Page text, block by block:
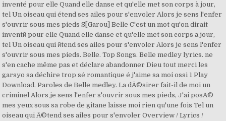
inventé pour elle Quand elle danse et qu'elle met son corps à jour,
tel Un oiseau qui étend ses ailes pour s'envoler Alors je sens l'enfer
s'ouvrir sous mes pieds S[Garou] Belle C'est un mot qu'on dirait
inventй pour elle Quand elle danse et qu'elle met son corps а jour,
tel Un oiseau qui йtend ses ailes pour s'envoler Alors je sens l'enfer
s'ouvrir sous mes pieds. Belle. Top Songs. Belle medley lyrics. ne
s'en cache même pas et déclare abandonner Dieu tout merci les
garsyo sa déchire trop sé romantique é j'aime sa moi ossi 1 Play
Download. Paroles de Belle medley. La dÃ©sirer fait-il de moi un
criminel Alors je sens l'enfer s'ouvrir sous mes pieds, J'ai posÃ©
mes yeux sous sa robe de gitane laisse moi rien qu'une fois Tel un
oiseau qui Ã©tend ses ailes pour s'envoler Overview / Lyrics /